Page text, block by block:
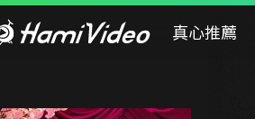
真心推薦